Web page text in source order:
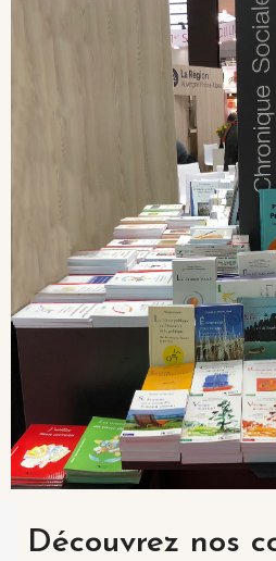
Découvrez nos